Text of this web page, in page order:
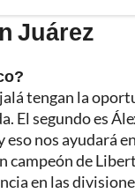
Juárez
tengan la
El segundo es
nos ayudará
de
en las